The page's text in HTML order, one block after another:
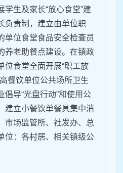
生及家长“放心食堂”建
负责制，建立由单位职
单位食堂食品安全检查员
养老助餐点建设。在镇政
位食堂全面开展“职工放
餐饮单位公共场所卫生
倡导“光盘行动”和使用公
建立小餐饮单餐具集中消
市场监管所、社发办、总
位：各村居、相关镇级公